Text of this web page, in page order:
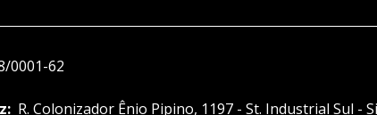
0001-62
R. Colonizador Ênio Pipino, 1197 - St. Industrial Sul -